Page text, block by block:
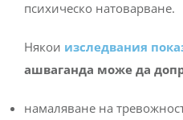
ашваганда може да
подобряване на съня;